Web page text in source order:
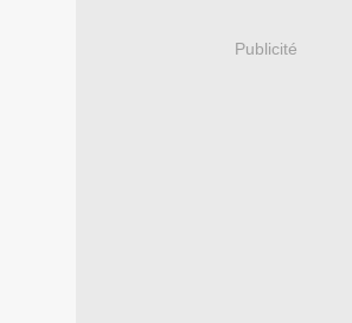
Publicité